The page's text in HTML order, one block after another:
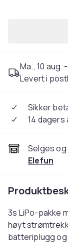
Ma., 10 aug.
Levert i
Sikker
14
Selges
Elefun
3s LiPo-pakke
høyt
batteriplugg og